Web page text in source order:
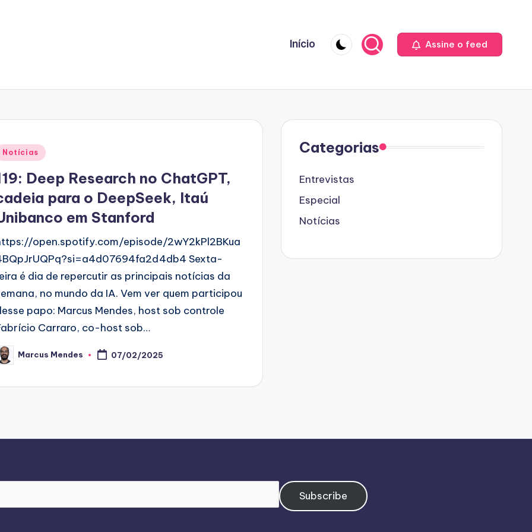
Início Assine o feed
Notícias
Deep Research no ChatGPT,
para o DeepSeek, Itaú
em Stanford
open.spotify.com/episode/2wY2kPl2BKua
Sexta-
é dia de repercutir as principais notícias da
no mundo da IA. Vem ver quem participou
papo: Marcus Mendes, host sob controle
Carraro, co-host sob…
Marcus Mendes 07/02/2025
Categorias
Entrevistas
Especial
Notícias
Subscribe